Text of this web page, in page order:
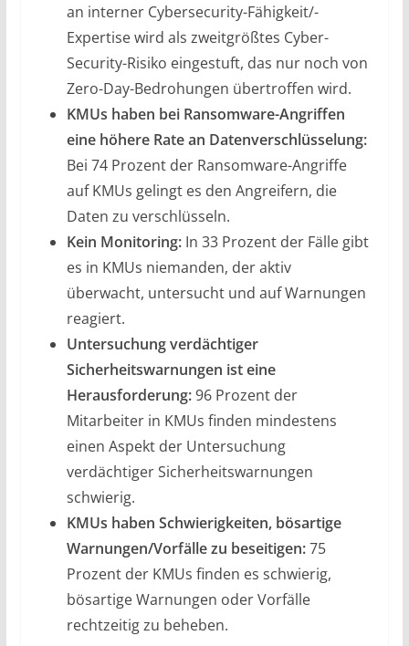
an interner Cybersecurity-Fähigkeit/-
Expertise wird als zweitgrößtes Cyber-
Security-Risiko eingestuft, das nur noch von
Zero-Day-Bedrohungen übertroffen wird.
KMUs haben bei Ransomware-Angriffen
eine höhere Rate an Datenverschlüsselung:
Bei 74 Prozent der Ransomware-Angriffe
auf KMUs gelingt es den Angreifern, die
Daten zu verschlüsseln.
Kein Monitoring:In 33 Prozent der Fälle gibt
es in KMUs niemanden, der aktiv
überwacht, untersucht und auf Warnungen
reagiert.
Untersuchung verdächtiger
Sicherheitswarnungen ist eine
Herausforderung:96 Prozent der
Mitarbeiter in KMUs finden mindestens
einen Aspekt der Untersuchung
verdächtiger Sicherheitswarnungen
schwierig.
KMUs haben Schwierigkeiten, bösartige
Warnungen/Vorfälle zu beseitigen:75
Prozent der KMUs finden es schwierig,
bösartige Warnungen oder Vorfälle
rechtzeitig zu beheben.